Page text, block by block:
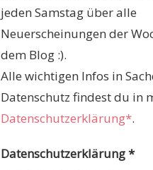
jeden Samstag über alle
Neuerscheinungen der
dem Blog :).
Alle wichtigen Infos in
Datenschutz findest du in
Datenschutzerklärung*.
Datenschutzerklärung*